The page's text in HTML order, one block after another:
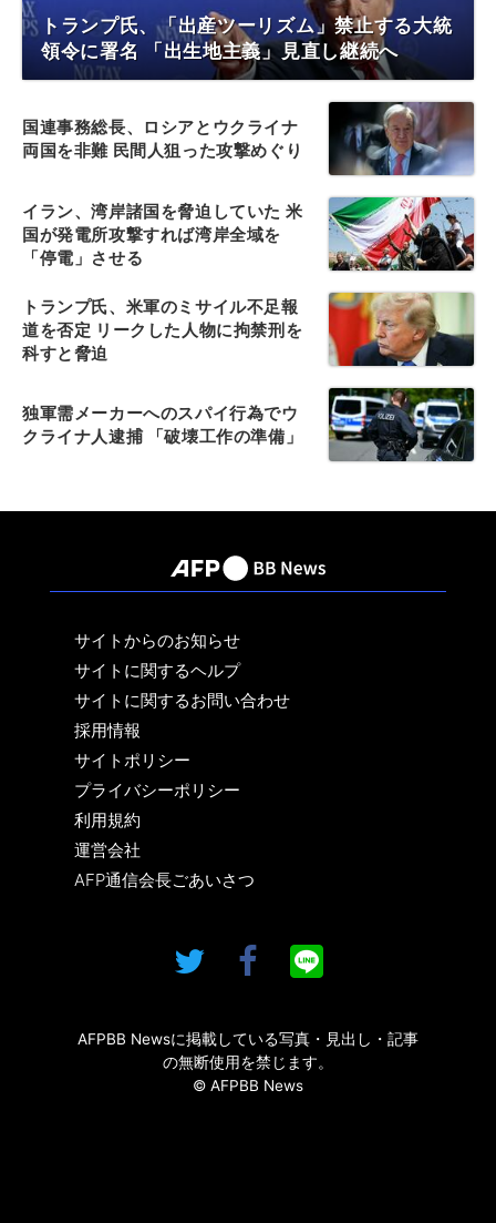
トランプ氏、「出産ツーリズム」禁止する大統
領令に署名 「出生地主義」見直し継続へ
国連事務総長、ロシアとウクライナ
両国を非難 民間人狙った攻撃めぐり
イラン、湾岸諸国を脅迫していた 米
国が発電所攻撃すれば湾岸全域を
「停電」させる
トランプ氏、米軍のミサイル不足報
道を否定 リークした人物に拘禁刑を
科すと脅迫
独軍需メーカーへのスパイ行為でウ
クライナ人逮捕 「破壊工作の準備」
サイトからのお知らせ
サイトに関するヘルプ
サイトに関するお問い合わせ
採用情報
サイトポリシー
プライバシーポリシー
利用規約
運営会社
AFP通信会長ごあいさつ
AFPBB Newsに掲載している写真・見出し・記事
の無断使用を禁じます。
© AFPBB News